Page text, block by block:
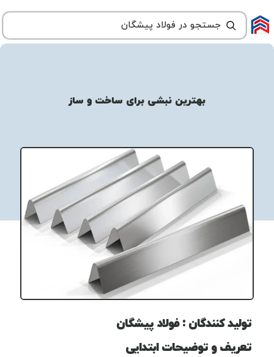
بهترین نبشی برای ساخت و ساز
تولید کنندگان : فولاد پیشگان
تعریف و توضیحات ابتدایی